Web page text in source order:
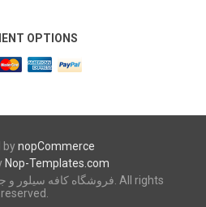
OPTIONS
bynopCommerce
Nop-Templates.com
reserved.